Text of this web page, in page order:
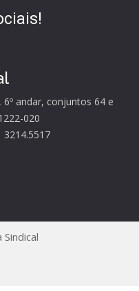
andar, conjuntos 64 e
020